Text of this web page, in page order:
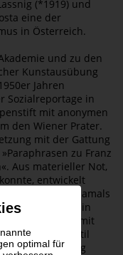
optimal für
(*1919) und
eine der
in Österreich.
und zu den
Kunstausübung
Jahren
Sozialreportage in
mit anonymen
den Wiener Prater.
mit der Gattung
zu Franz
Aus materieller Not,
entwickelt
Kunst damals
in
mit
Aussage. Im Stil
gleichzeitig